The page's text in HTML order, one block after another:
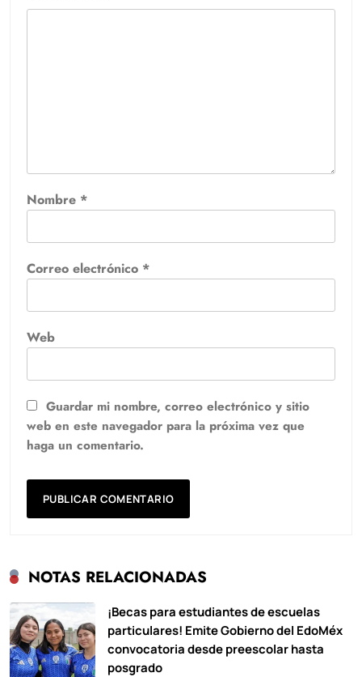
Nombre *
Correo electrónico *
Web
Guardar mi nombre, correo electrónico y sitio
web en este navegador para la próxima vez que
haga un comentario.
NOTAS RELACIONADAS
¡Becas para estudiantes de escuelas
particulares! Emite Gobierno del EdoMéx
convocatoria desde preescolar hasta
posgrado